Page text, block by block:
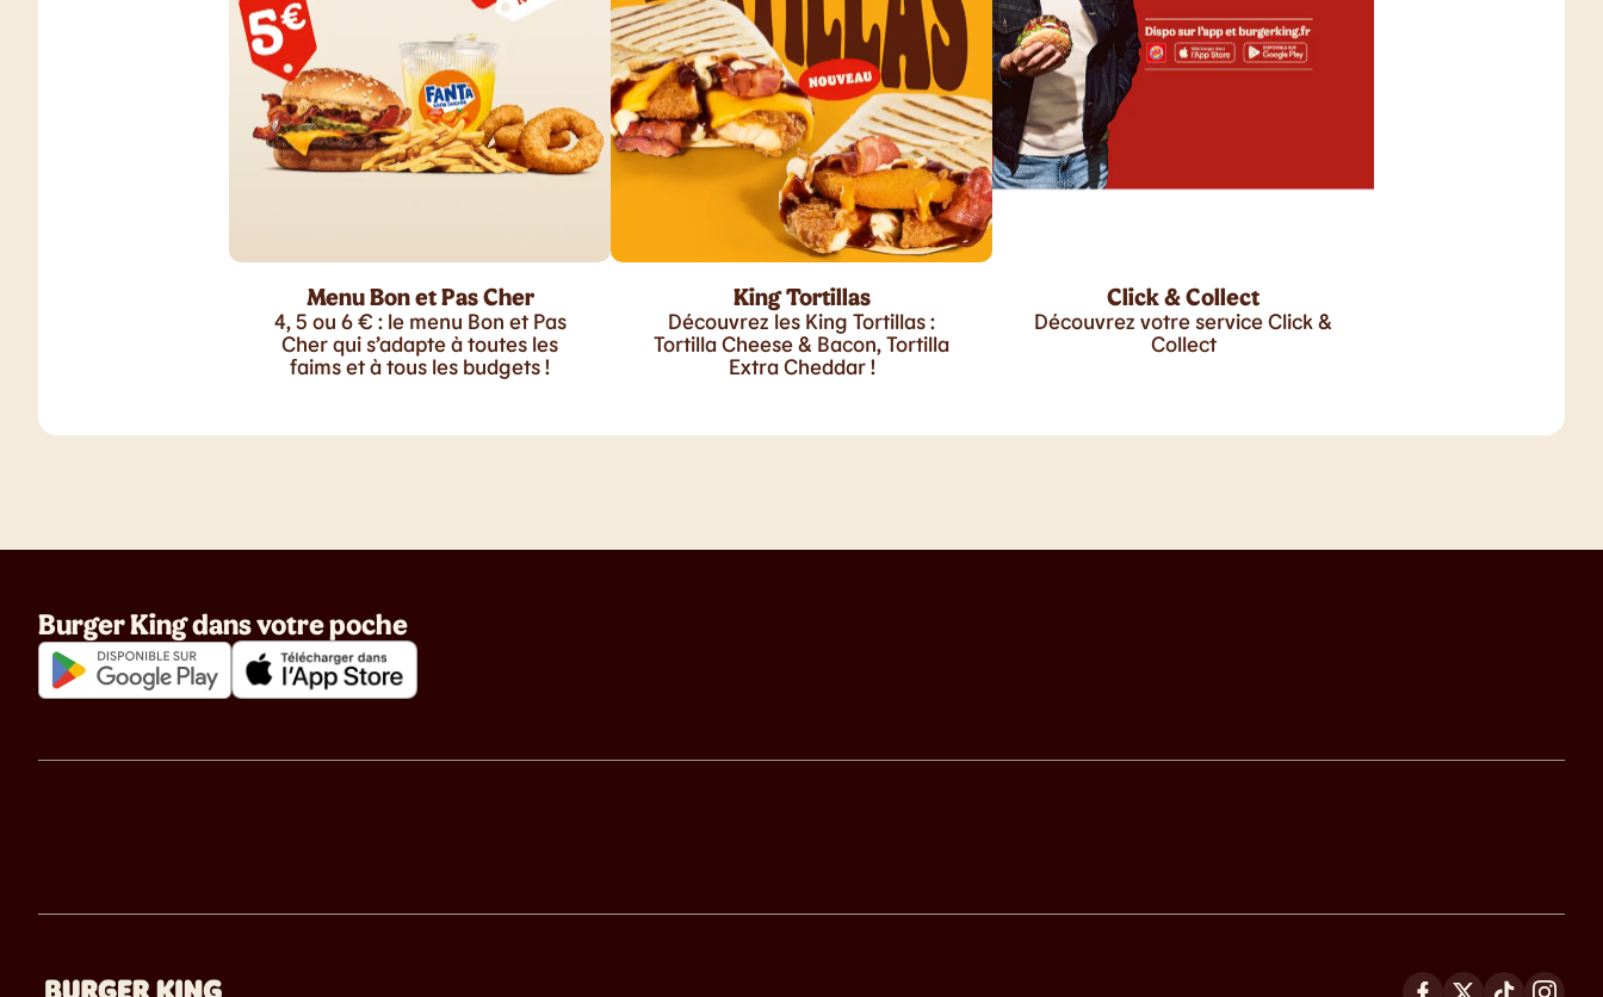
Menu Bon et Pas Cher
4, 5 ou 6 € : le menu Bon et Pas
Cher qui s’adapte à toutes les
faims et à tous les budgets !
King Tortillas
Découvrez les King Tortillas :
Tortilla Cheese & Bacon, Tortilla
Extra Cheddar !
Click & Collect
Découvrez votre service Click &
Collect
Burger King dans votre poche